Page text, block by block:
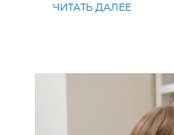
ЧИТАТЬ ДАЛЕЕ